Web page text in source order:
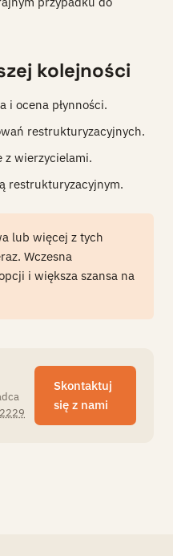
kolejności
i ocena płynności.
restrukturyzacyjnych.
z wierzycielami.
restrukturyzacyjnym.
lub więcej z tych
Wczesna
i większa szansa na
2229
Skontaktuj
się z nami